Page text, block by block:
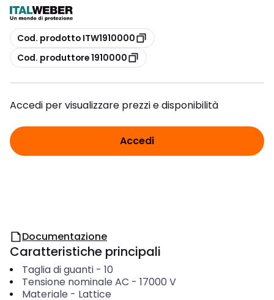
copia
Cod. prodotto ITW1910000
copia
Cod. produttore 1910000
Accedi per visualizzare prezzi e disponibilità
Accedi
Documentazione
Caratteristiche principali
Taglia di guanti- 10
Tensione nominale AC - 17000 V
Materiale - Lattice